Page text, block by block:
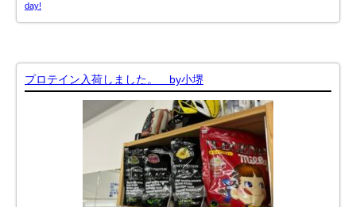
day!
プロテイン入荷しました。 by小堺